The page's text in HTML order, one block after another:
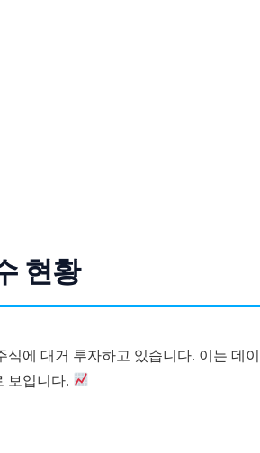
현황
식에 대거 투자하고 있습니다. 이는 데
보입니다.